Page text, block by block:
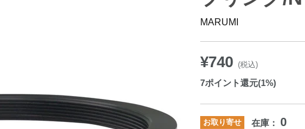
MARUMI
¥740 (税込)
7ポイント還元(1%)
お取り寄せ 在庫： 0